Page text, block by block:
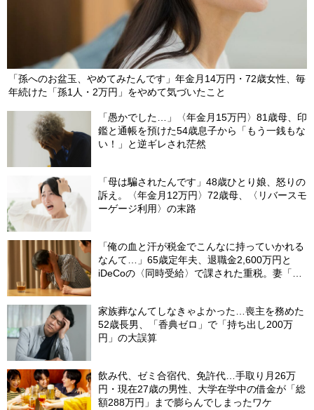
「孫へのお盆玉、やめてみたんです」年金月14万円・72歳女性、毎
年続けた「孫1人・2万円」をやめて気づいたこと
「愚かでした…」〈年金月15万円〉81歳母、印
鑑と通帳を預けた54歳息子から「もう一銭もな
い！」と逆ギレされ茫然
「母は騙されたんです」48歳ひとり娘、怒りの
訴え。〈年金月12万円〉72歳母、〈リバースモ
ーゲージ利用〉の末路
「俺の血と汗が税金でこんなに持っていかれる
なんて…」65歳定年夫、退職金2,600万円と
iDeCoの〈同時受給〉で課された重税。妻「慰
家族葬なんてしなきゃよかった…喪主を務めた
52歳長男、「香典ゼロ」で「持ち出し200万
円」の大誤算
飲み代、ゼミ合宿代、免許代…手取り月26万
円・現在27歳の男性、大学在学中の借金が「総
額288万円」まで膨らんでしまったワケ